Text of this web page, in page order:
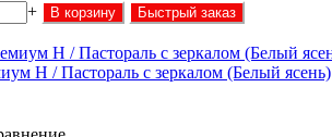
+ В корзину Быстрый заказ
H / Пастораль с зеркалом (Белый ясень)